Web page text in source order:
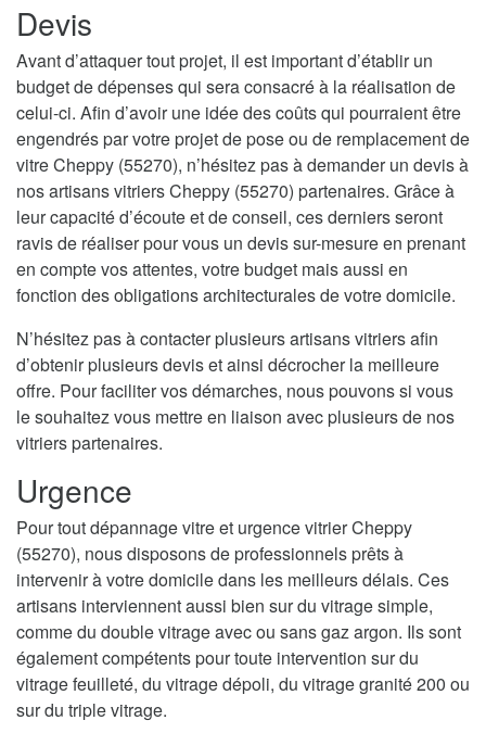
Devis
Avant d’attaquer tout projet, il est important d’établir un
budget de dépenses qui sera consacré à la réalisation de
celui-ci. Afin d’avoir une idée des coûts qui pourraient être
engendrés par votre projet de pose ou de remplacement de
vitre Cheppy (55270), n’hésitez pas à demander un devis à
nos artisans vitriers Cheppy (55270) partenaires. Grâce à
leur capacité d’écoute et de conseil, ces derniers seront
ravis de réaliser pour vous un devis sur-mesure en prenant
en compte vos attentes, votre budget mais aussi en
fonction des obligations architecturales de votre domicile.
N’hésitez pas à contacter plusieurs artisans vitriers afin
d’obtenir plusieurs devis et ainsi décrocher la meilleure
offre. Pour faciliter vos démarches, nous pouvons si vous
le souhaitez vous mettre en liaison avec plusieurs de nos
vitriers partenaires.
Urgence
Pour tout dépannage vitre et urgence vitrier Cheppy
(55270), nous disposons de professionnels prêts à
intervenir à votre domicile dans les meilleurs délais. Ces
artisans interviennent aussi bien sur du vitrage simple,
comme du double vitrage avec ou sans gaz argon. Ils sont
également compétents pour toute intervention sur du
vitrage feuilleté, du vitrage dépoli, du vitrage granité 200 ou
sur du triple vitrage.